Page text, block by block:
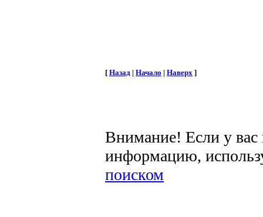
[ Назад | Начало | Наверх ]
Внимание! Если у
информацию,
поиском